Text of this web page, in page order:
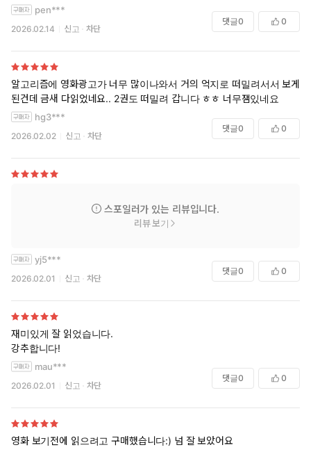
나의 캐릭터가 후반에 붕괴한다는 거고, 엔조도 일관성 있지 않다는 거.
아쉬운 점이 많지만 그럼에도 불구하고 별은 당연히 5개. 최근 읽은 책 중
에서 이보다 몰임감 있는 책은 없었다.
pen***
2026.02.14 신고 차단
댓글0 0
알고리즘에 영화광고가 너무 많이나와서 거의 억지로 떠밀려서서 보게된
된건데 금새 다읽었네요.. 2권도 떠밀려 갑니다 ㅎㅎ 너무잼있네요
hg3***
2026.02.02 신고 차단
댓글0 0
스포일러가 있는 리뷰입니다.
리뷰 보기
yj5***
2026.02.01 신고 차단
댓글0 0
재미있게 잘 읽었습니다.
강추합니다!
mau***
2026.02.01 신고 차단
댓글0 0
영화 보기전에 읽으려고 구매했습니다:) 넘 잘 보았어요